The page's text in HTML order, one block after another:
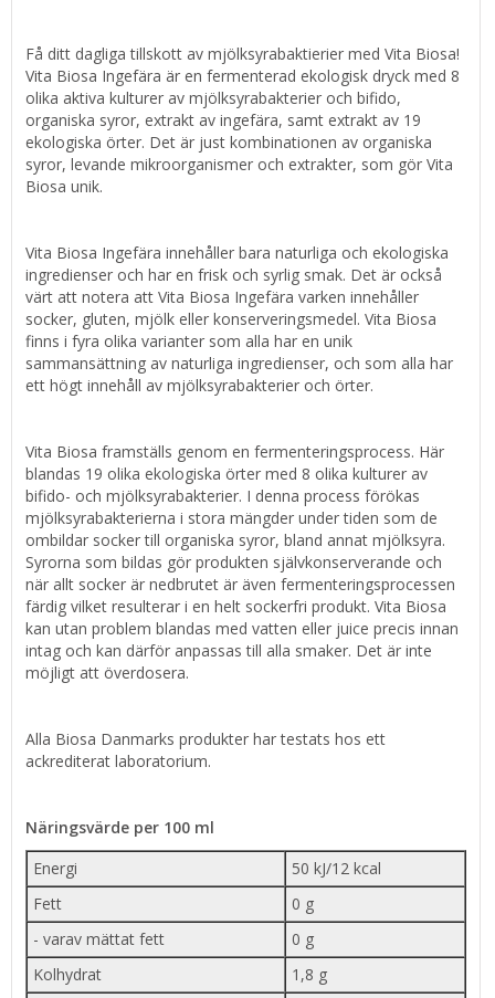
Få ditt dagliga tillskott av mjölksyrabaktierier med Vita Biosa!
Vita Biosa Ingefära är en fermenterad ekologisk dryck med 8
olika aktiva kulturer av mjölksyrabakterier och bifido,
organiska syror, extrakt av ingefära, samt extrakt av 19
ekologiska örter. Det är just kombinationen av organiska
syror, levande mikroorganismer och extrakter, som gör Vita
Biosa unik.
Vita Biosa Ingefära innehåller bara naturliga och ekologiska
ingredienser och har en frisk och syrlig smak. Det är också
värt att notera att Vita Biosa Ingefära varken innehåller
socker, gluten, mjölk eller konserveringsmedel. Vita Biosa
finns i fyra olika varianter som alla har en unik
sammansättning av naturliga ingredienser, och som alla har
ett högt innehåll av mjölksyrabakterier och örter.
Vita Biosa framställs genom en fermenteringsprocess. Här
blandas 19 olika ekologiska örter med 8 olika kulturer av
bifido- och mjölksyrabakterier. I denna process förökas
mjölksyrabakterierna i stora mängder under tiden som de
ombildar socker till organiska syror, bland annat mjölksyra.
Syrorna som bildas gör produkten självkonserverande och
när allt socker är nedbrutet är även fermenteringsprocessen
färdig vilket resulterar i en helt sockerfri produkt. Vita Biosa
kan utan problem blandas med vatten eller juice precis innan
intag och kan därför anpassas till alla smaker. Det är inte
möjligt att överdosera.
Alla Biosa Danmarks produkter har testats hos ett
ackrediterat laboratorium.
Näringsvärde per 100 ml
Energi
50 kJ/12 kcal
Fett
0 g
- varav mättat fett
0 g
Kolhydrat
1,8 g